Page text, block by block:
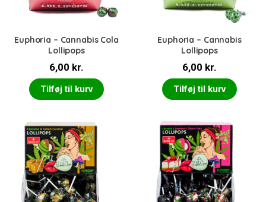
Euphoria – Cannabis Cola
Lollipops
6,00 kr.
Tilføj til kurv
Euphoria – Cannabis
Lollipops
6,00 kr.
Tilføj til kurv